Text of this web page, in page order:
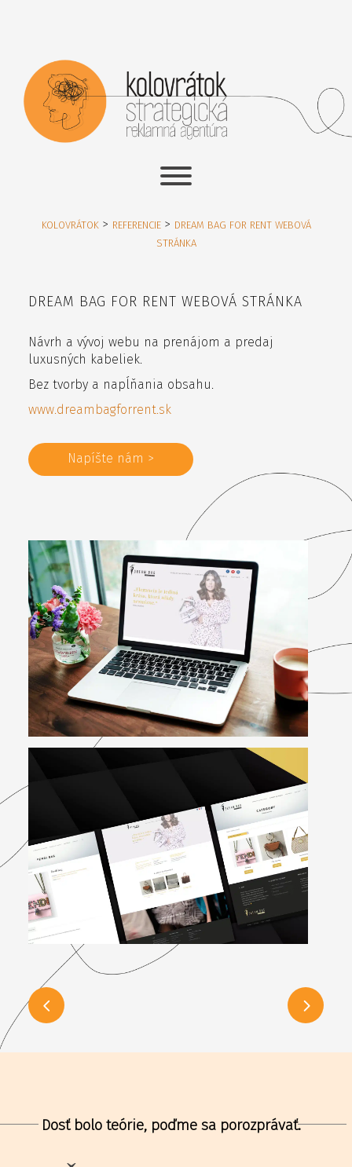
KOLOVRÁTOK > REFERENCIE > DREAM BAG FOR RENT WEBOVÁ
STRÁNKA
DREAM BAG FOR RENT WEBOVÁ STRÁNKA
Návrh a vývoj webu na prenájom a predaj
luxusných kabeliek.
Bez tvorby a napĺňania obsahu.
www.dreambagforrent.sk
Napíšte nám >
Dosť bolo teórie, poďme sa porozprávať.